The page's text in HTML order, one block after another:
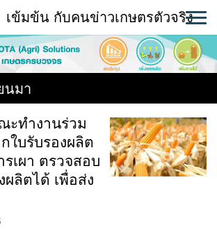
หน
เข้มข้น กับคนข่าวเกษตรตัวจริง
นมา
ะทำงานร่วม
ใบรับรองผลิต
เผา ตรวจสอบ
ลิตได้ เพื่อส่ง